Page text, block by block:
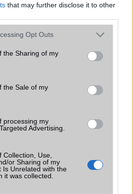
that may further disclose it to other
app uses one or more Google
usage behaviour. You may click to
Google and its third-party tags to
specified purposes in below Google
Opt Outs
the Sharing of my
the Sale of my
processing my
Advertising.
Use,
or Sharing of my
Is Unrelated with the
it was collected.
csak ajánlani tudom! :)
szuper,imádom! Viszont a kamera
Tudna nekem segíteni valaki,hogy